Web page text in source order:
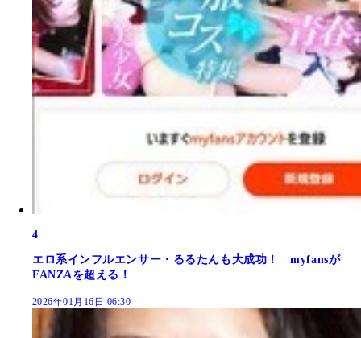
4
エロ系インフルエンサー・るるたんも大成功！ myfansが
FANZAを超える！
2026年01月16日 06:30